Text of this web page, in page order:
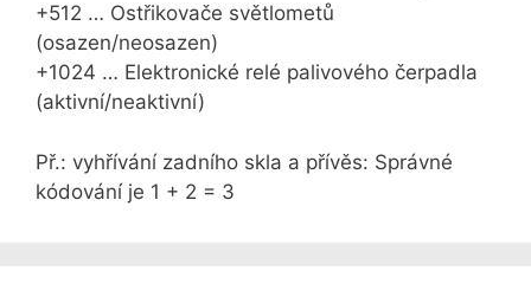
+512 … Ostřikovače světlometů
(osazen/neosazen)
+1024 … Elektronické relé palivového čerpadla
(aktivní/neaktivní)
Př.: vyhřívání zadního skla a přívěs: Správné
kódování je 1 + 2 = 3